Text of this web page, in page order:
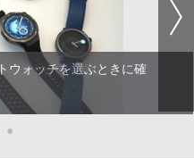
ウォッチを選ぶときに確
●